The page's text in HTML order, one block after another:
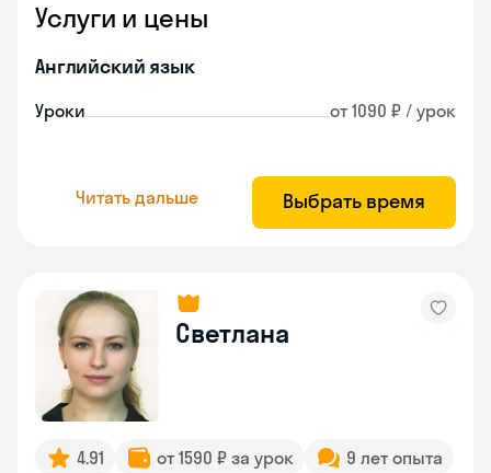
Услуги и цены
Английский язык
Уроки от 1090 ₽ / урок
Читать дальше Выбрать время
Светлана
4.91 от 1590 ₽ за урок
9 лет опыта